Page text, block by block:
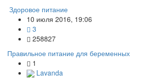
Здоровое питание
10 июля 2016, 19:06
3
258827
Правильное питание для беременных
1
Lavanda